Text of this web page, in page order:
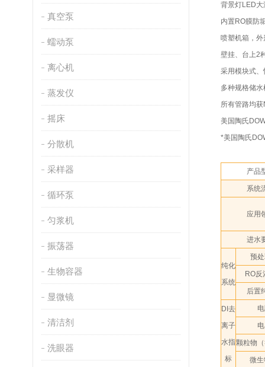
真空泵
蠕动泵
离心机
蒸发仪
摇床
分散机
采样器
循环泵
匀浆机
振荡器
生物容器
显微镜
清洁剂
洗眼器
背景灯LED
内置RO膜防
喷塑机箱，
壁挂、台上2
采用模块式
多种规格储
所有管路均
美国陶氏
*美国陶氏
产品
系统
应用
进水
纯化
系统
预
RO反
后置
DI去
离子
水指
标
颗粒物
微